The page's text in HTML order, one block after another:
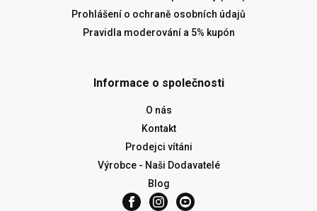
Prohlášení o ochraně osobních údajů
Pravidla moderování a 5% kupón
Informace o společnosti
O nás
Kontakt
Prodejci vítáni
Výrobce - Naši Dodavatelé
Blog